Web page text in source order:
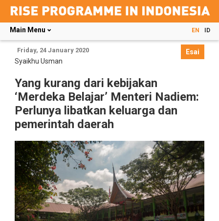
Skip
main
Main Menu EN ID
Esai
Friday, 24 January 2020
Syaikhu Usman
Yang kurang dari kebijakan
‘Merdeka Belajar’ Menteri Nadiem:
Perlunya libatkan keluarga dan
pemerintah daerah